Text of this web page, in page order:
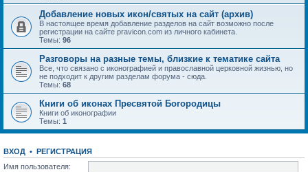
Добавление новых икон/святых на сайт (архив)
В настоящее время добавление разделов на сайт возможно после
регистрации на сайте pravicon.com из личного кабинета.
Темы: 96
Разговоры на разные темы, близкие к тематике сайта
Все, что связано с иконографией и православной церковной жизнью, но
не подходит к другим разделам форума - сюда.
Темы: 68
Книги об иконах Пресвятой Богородицы
Книги об иконографии
Темы: 1
ВХОД • РЕГИСТРАЦИЯ
Имя пользователя: